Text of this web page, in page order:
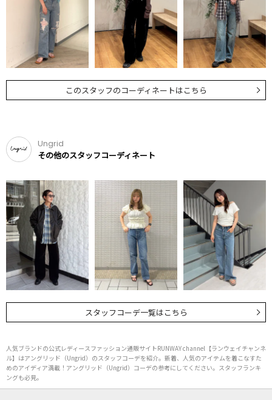
このスタッフのコーディネートはこちら
Ungrid
その他のスタッフコーディネート
スタッフコーデ一覧はこちら
人気ブランドの公式レディースファッション通販サイトRUNWAY channel【ランウェイチャンネ
ル】はアングリッド（Ungrid）のスタッフコーデを紹介。新着、人気のアイテムを着こなすた
めのアイディア満載！アングリッド（Ungrid）コーデの参考にしてください。スタッフランキ
ングも必見。